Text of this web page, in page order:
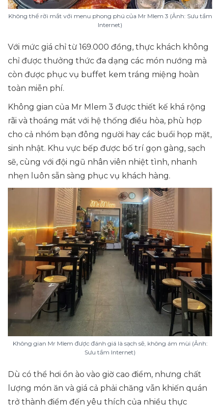
Không thể rời mắt với menu phong phú của Mr Mlem 3 (Ảnh: Sưu tầm
Internet)
Với mức giá chỉ từ 169.000 đồng, thực khách không
chỉ được thưởng thức đa dạng các món nướng mà
còn được phục vụ buffet kem tráng miệng hoàn
toàn miễn phí.
Không gian của Mr Mlem 3 được thiết kế khá rộng
rãi và thoáng mát với hệ thống điều hòa, phù hợp
cho cả nhóm bạn đông người hay các buổi họp mặt,
sinh nhật. Khu vực bếp được bố trí gọn gàng, sạch
sẽ, cùng với đội ngũ nhân viên nhiệt tình, nhanh
nhẹn luôn sẵn sàng phục vụ khách hàng.
Không gian Mr Mlem được đánh giá là sạch sẽ, không ám mùi (Ảnh:
Sưu tầm Internet)
Dù có thể hơi ồn ào vào giờ cao điểm, nhưng chất
lượng món ăn và giá cả phải chăng vẫn khiến quán
trở thành điểm đến yêu thích của nhiều thực